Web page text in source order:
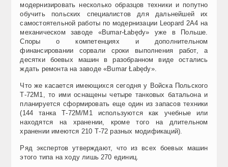
модернизировать несколько образцов техники и попутно
обучить польских специалистов для дальнейшей их
самостоятельной работы по модернизации Leopard 2A4 на
механическом заводе «Bumar-Łabędy» уже в Польше.
Споры о компетенциях и дополнительном
финансировании сорвали сроки выполнения работ, а
десятки боевых машин в разобранном виде остались
ждать ремонта на заводе «Bumar Łabędy».
Что же касается имеющихся сегодня у Войска Польского
Т-72М1, то ими оснащены четыре танковых батальона и
планируется сформировать еще один из запасов техники
(144 танка Т-72М/М1 используются как учебные или
находятся на хранении, кроме того на длительном
хранении имеются 210 Т-72 разных модификаций).
Ряд экспертов утверждают, что из всех боевых машин
этого типа на ходу лишь 270 единиц.